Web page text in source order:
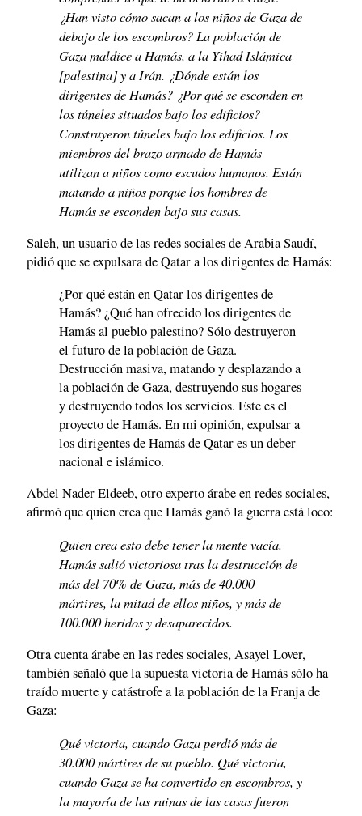
¿Han visto cómo sacan a los niños de Gaza de
debajo de los escombros? La población de
Gaza maldice a Hamás, a la Yihad Islámica
[palestina] y a Irán. ¿Dónde están los
dirigentes de Hamás? ¿Por qué se esconden en
los túneles situados bajo los edificios?
Construyeron túneles bajo los edificios. Los
miembros del brazo armado de Hamás
utilizan a niños como escudos humanos. Están
matando a niños porque los hombres de
Hamás se esconden bajo sus casas.
Saleh, un usuario de las redes sociales de Arabia Saudí,
pidió que se expulsara de Qatar a los dirigentes de Hamás:
¿Por qué están en Qatar los dirigentes de
Hamás? ¿Qué han ofrecido los dirigentes de
Hamás al pueblo palestino? Sólo destruyeron
el futuro de la población de Gaza.
Destrucción masiva, matando y desplazando a
la población de Gaza, destruyendo sus hogares
y destruyendo todos los servicios. Este es el
proyecto de Hamás. En mi opinión, expulsar a
los dirigentes de Hamás de Qatar es un deber
nacional e islámico.
Abdel Nader Eldeeb, otro experto árabe en redes sociales,
afirmó que quien crea que Hamás ganó la guerra está loco:
Quien crea esto debe tener la mente vacía.
Hamás salió victoriosa tras la destrucción de
más del 70% de Gaza, más de 40.000
mártires, la mitad de ellos niños, y más de
100.000 heridos y desaparecidos.
Otra cuenta árabe en las redes sociales, Asayel Lover,
también señaló que la supuesta victoria de Hamás sólo ha
traído muerte y catástrofe a la población de la Franja de
Gaza:
Qué victoria, cuando Gaza perdió más de
30.000 mártires de su pueblo. Qué victoria,
cuando Gaza se ha convertido en escombros, y
la mayoría de las ruinas de las casas fueron